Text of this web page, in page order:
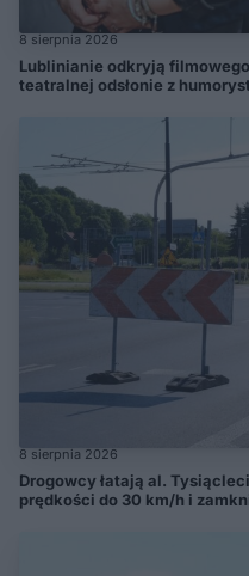
8 sierpnia 2026
Lublinianie odkryją
teatralnej odsłonie z
8 sierpnia 2026
Drogowcy łatają al.
prędkości do 30 km/h i